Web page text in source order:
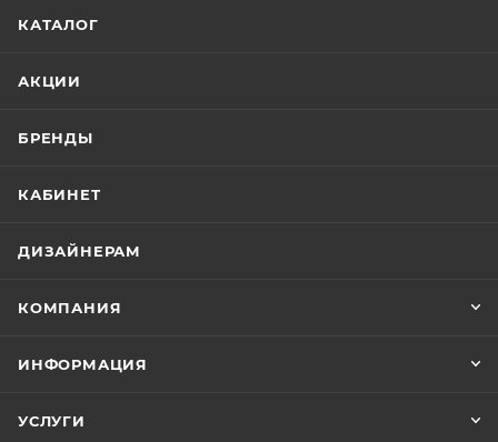
КАТАЛОГ
АКЦИИ
БРЕНДЫ
КАБИНЕТ
ДИЗАЙНЕРАМ
КОМПАНИЯ
ИНФОРМАЦИЯ
УСЛУГИ